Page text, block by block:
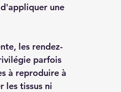
une
les rendez-
parfois
à reproduire à
les tissus ni